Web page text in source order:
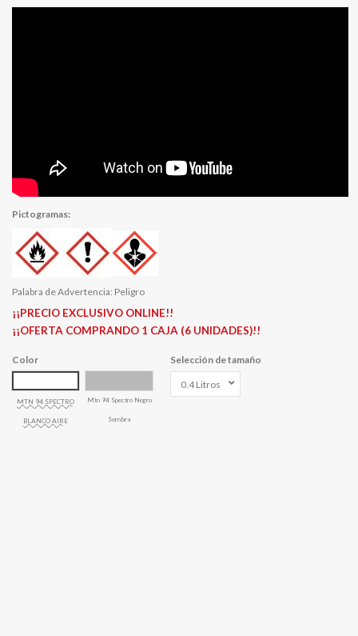
Pictogramas:
Palabra de Advertencia: Peligro
¡¡PRECIO EXCLUSIVO ONLINE!!
¡¡OFERTA COMPRANDO 1 CAJA (6 UNIDADES)!!
Color
MTN 94 SPECTRO
BLANCO AIRE
Mtn 94 Spectro Negro
Sombra
Selección de tamaño